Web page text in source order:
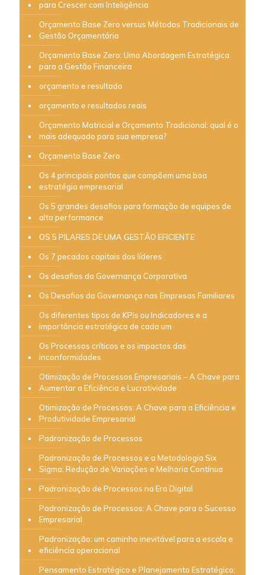
para Crescer com Inteligência
Orçamento Base Zero versus Métodos Tradicionais de
Gestão Orçamentária
Orçamento Base Zero: Uma Abordagem Estratégica
para a Gestão Financeira
orçamento e resultado
orçamento e resultados reais
Orçamento Matricial e Orçamento Tradicional: qual é o
mais adequado para sua empresa?
Orçamento Base Zero
Os 4 principais pontos que compõem uma boa
estratégia empresarial
Os 5 grandes desafios para formação de equipes de
alta performance
OS 5 PILARES DE UMA GESTÃO EFICIENTE
Os 7 pecados capitais dos líderes
Os desafios da Governança Corporativa
Os Desafios da Governança nas Empresas Familiares
Os diferentes tipos de KPIs ou Indicadores e a
importância estratégica de cada um
Os Processos críticos e os impactos das
inconformidades
Otimização de Processos Empresariais – A Chave para
Aumentar a Eficiência e Lucratividade
Otimização de Processos: A Chave para a Eficiência e
Produtividade Empresarial
Padronização de Processos
Padronização de Processos e a Metodologia Six
Sigma: Redução de Variações e Melhoria Contínua
Padronização de Processos na Era Digital
Padronização de Processos: A Chave para o Sucesso
Empresarial
Padronização: um caminho inevitável para a escala e
eficiência operacional
Pensamento Estratégico e Planejamento Estratégico: